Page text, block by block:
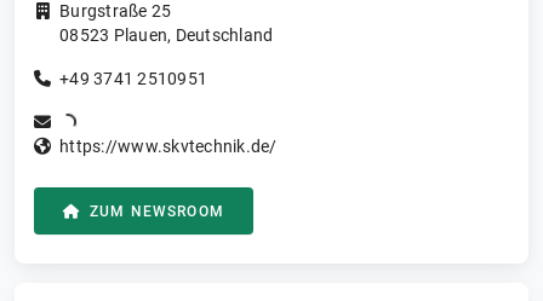
Burgstraße 25
08523 Plauen, Deutschland
+49 3741 2510951
https://www.skvtechnik.de/
ZUM NEWSROOM